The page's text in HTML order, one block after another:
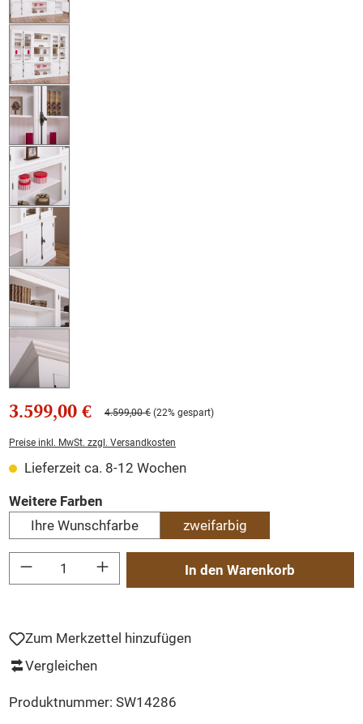
3.599,00 € 4.599,00 € (22% gespart)
Preise inkl. MwSt. zzgl. Versandkosten
Lieferzeit ca. 8-12 Wochen
Weitere Farben
Ihre Wunschfarbe
zweifarbig
Produkt Anzahl: Gib den gewünschten Wert ein oder benutze die Schaltflächen
In den Warenkorb
Zum Merkzettel hinzufügen
Vergleichen
Produktnummer: SW14286